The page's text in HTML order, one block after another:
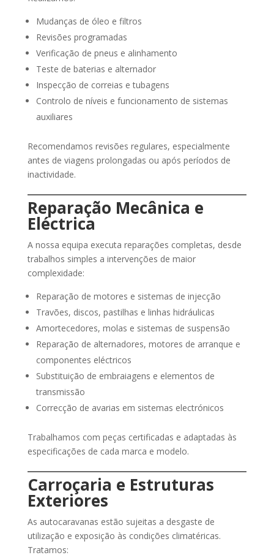
Mudanças de óleo e filtros
Revisões programadas
Verificação de pneus e alinhamento
Teste de baterias e alternador
Inspecção de correias e tubagens
Controlo de níveis e funcionamento de sistemas
auxiliares
Recomendamos revisões regulares, especialmente
antes de viagens prolongadas ou após períodos de
inactividade.
Reparação Mecânica e
Eléctrica
A nossa equipa executa reparações completas, desde
trabalhos simples a intervenções de maior
complexidade:
Reparação de motores e sistemas de injecção
Travões, discos, pastilhas e linhas hidráulicas
Amortecedores, molas e sistemas de suspensão
Reparação de alternadores, motores de arranque e
componentes eléctricos
Substituição de embraiagens e elementos de
transmissão
Correcção de avarias em sistemas electrónicos
Trabalhamos com peças certificadas e adaptadas às
especificações de cada marca e modelo.
Carroçaria e Estruturas
Exteriores
As autocaravanas estão sujeitas a desgaste de
utilização e exposição às condições climatéricas.
Tratamos: